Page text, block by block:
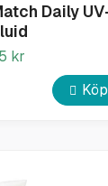
Daily
kr
Köp